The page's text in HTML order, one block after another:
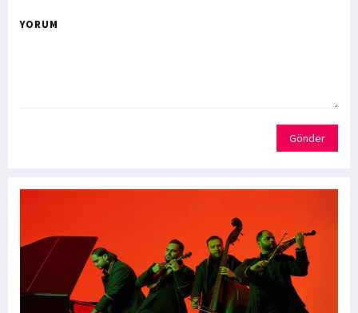
YORUM
Gönder